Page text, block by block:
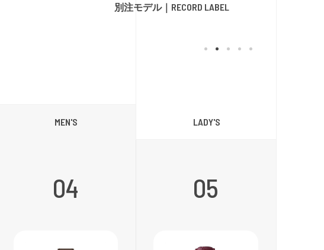
別注モデル｜RECORD LABEL
MEN'S LADY'S
04 05